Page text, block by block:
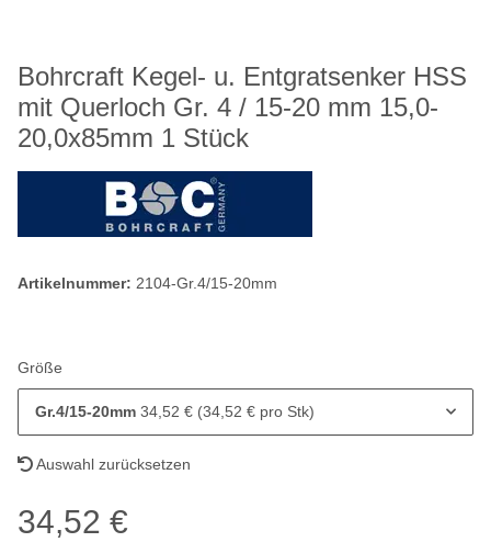
Bohrcraft Kegel- u. Entgratsenker HSS
mit Querloch Gr. 4 / 15-20 mm 15,0-
20,0x85mm 1 Stück
Artikelnummer: 2104-Gr.4/15-20mm
Größe
Gr.4/15-20mm 34,52 € (34,52 € pro Stk)
Auswahl zurücksetzen
34,52 €